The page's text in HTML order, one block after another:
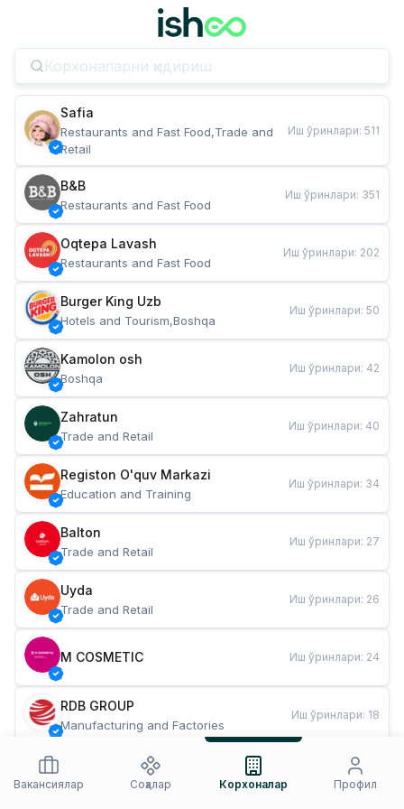
Safia
Restaurants and Fast Food,Trade and
Retail
Иш ўринлари: 511
B&B
Restaurants and Fast Food
Иш ўринлари: 351
Oqtepa Lavash
Restaurants and Fast Food
Иш ўринлари: 202
Burger King Uzb
Hotels and Tourism,Boshqa
Иш ўринлари: 50
Kamolon osh
Boshqa
Иш ўринлари: 42
Zahratun
Trade and Retail
Иш ўринлари: 40
Registon O'quv Markazi
Education and Training
Иш ўринлари: 34
Balton
Trade and Retail
Иш ўринлари: 27
Uyda
Trade and Retail
Иш ўринлари: 26
M COSMETIC Иш ўринлари: 24
RDB GROUP
Manufacturing and Factories
Иш ўринлари: 18
Restaurants and Fast Food
Иш ўринлари
Вакансиялар
Соҳалар Корхоналар Профил